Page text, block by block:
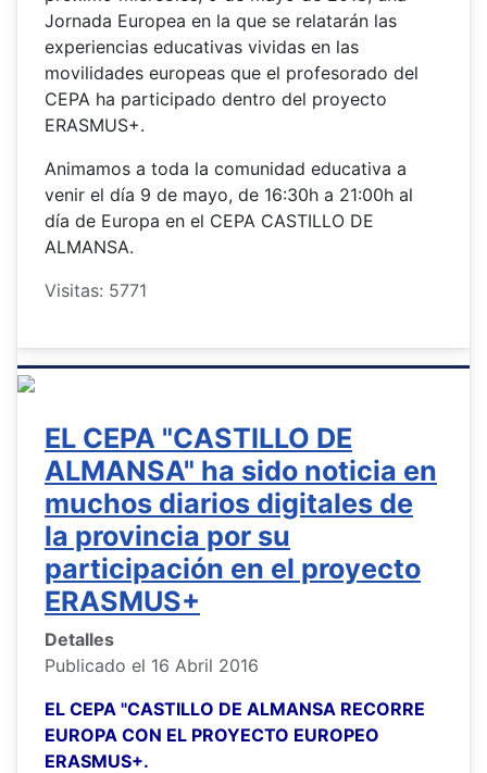
Jornada Europea en la que se relatarán las
experiencias educativas vividas en las
movilidades europeas que el profesorado del
CEPA ha participado dentro del proyecto
ERASMUS+.
Animamos a toda la comunidad educativa a
venir el día 9 de mayo, de 16:30h a 21:00h al
día de Europa en el CEPA CASTILLO DE
ALMANSA.
Visitas: 5771
EL CEPA "CASTILLO DE
ALMANSA" ha sido noticia en
muchos diarios digitales de
la provincia por su
participación en el proyecto
ERASMUS+
Detalles
Publicado el 16 Abril 2016
EL CEPA "CASTILLO DE ALMANSA RECORRE
EUROPA CON EL PROYECTO EUROPEO
ERASMUS+.